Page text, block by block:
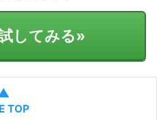
してみる»
TOP